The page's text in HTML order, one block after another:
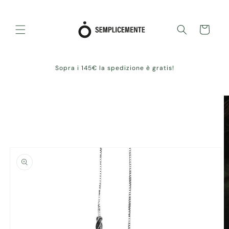
Cart
Sopra i 145€ la spedizione è gratis!